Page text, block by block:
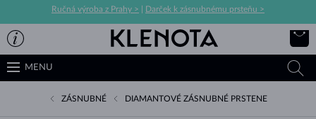
Ručná výroba z Prahy > Darček k zásnubnému prsteňu >
MENU
ZÁSNUBNÉ DIAMANTOVÉ ZÁSNUBNÉ PRSTENE